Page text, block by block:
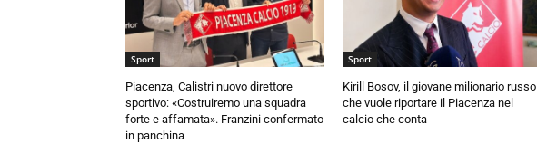
Sport
Piacenza, Calistri nuovo direttore
sportivo: «Costruiremo una squadra
forte e affamata». Franzini confermato
in panchina
Sport
Kirill Bosov, il giovane milionario russo
che vuole riportare il Piacenza nel
calcio che conta